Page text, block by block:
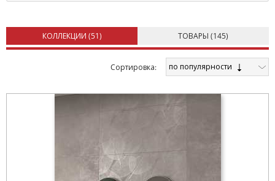
КОЛЛЕКЦИИ (51) ТОВАРЫ (145)
Cортировка: по популярности